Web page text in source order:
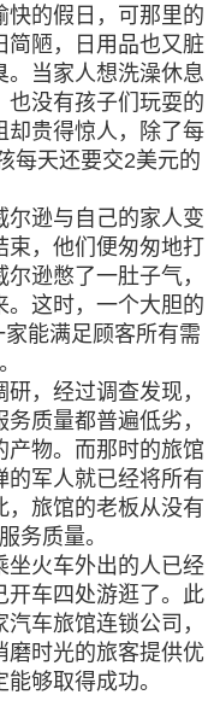
快的假日，可那里的
简陋，日用品也又脏
。当家人想洗澡休息
也没有孩子们玩耍的
却贵得惊人，除了每
每天还要交2美元的
逊与自己的家人变
束，他们便匆匆地打
逊憋了一肚子气，
。这时，一个大胆的
能满足顾客所有需
，经过调查发现，
质量都普遍低劣，
产物。而那时的旅馆
的军人就已经将所有
，旅馆的老板从没有
务质量。
火车外出的人已经
开车四处游逛了。此
车旅馆连锁公司，
磨时光的旅客提供优
够取得成功。